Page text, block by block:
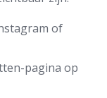
of
pagina op